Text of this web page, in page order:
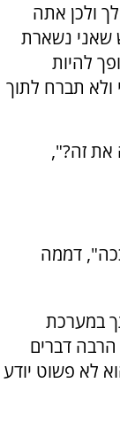
ולכן אתה
שאני נשארת
להיות
ולא תברח לתוך
זה?",
דממה
במערכת
הרבה דברים
לא פשוט יודע